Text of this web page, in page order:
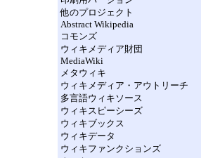
他のプロジェクト
Abstract Wikipedia
コモンズ
ウィキメディア財団
MediaWiki
メタウィキ
ウィキメディア・アウトリーチ
多言語ウィキソース
ウィキスピーシーズ
ウィキブックス
ウィキデータ
ウィキファンクションズ